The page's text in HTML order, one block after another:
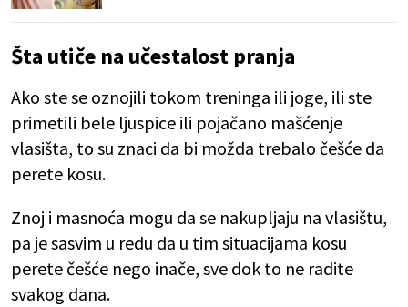
Šta utiče na učestalost pranja
Ako ste se oznojili tokom treninga ili joge, ili ste
primetili bele ljuspice ili pojačano mašćenje
vlasišta, to su znaci da bi možda trebalo češće da
perete kosu.
Znoj i masnoća mogu da se nakupljaju na vlasištu,
pa je sasvim u redu da u tim situacijama kosu
perete češće nego inače, sve dok to ne radite
svakog dana.